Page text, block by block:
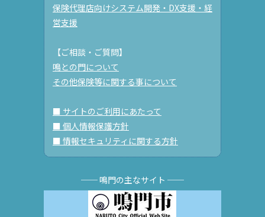
保険代理店向けシステム開発・DX支援・経
営支援
【ご相談・ご質問】
鳴との門について
その他保険等に関する事について
■ サイトのご利用にあたって
■ 個人情報保護方針
■ 情報セキュリティに関する方針
── 鳴門の主なサイト ──